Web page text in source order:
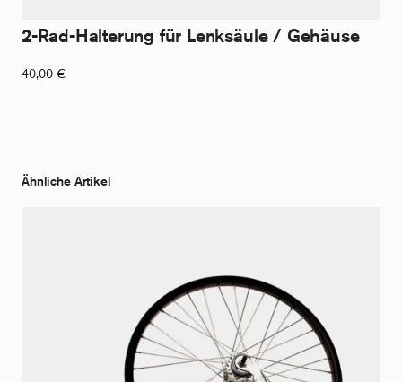
2-Rad-Halterung für Lenksäule / Gehäuse
40,00 €
Ähnliche Artikel